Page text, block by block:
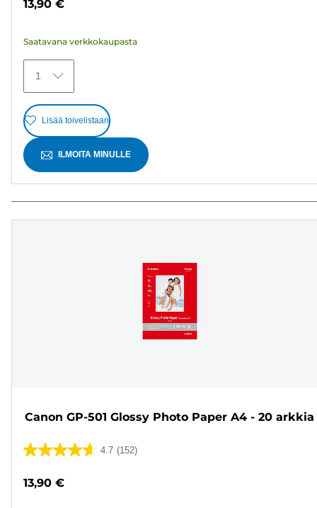
15
13,90 €
Saatavana verkkokaupasta
1
Lisää toivelistaan
ILMOITA MINULLE
Canon GP-501 Glossy Photo Paper A4 - 20 arkkia
4.7 (152)
4.7/5
152
13,90 €